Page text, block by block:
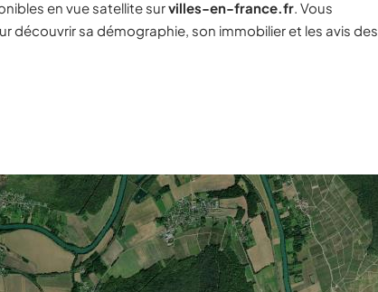
en vue satellite survilles-en-france.fr. Vous
découvrir sa démographie, son immobilier et les avis des